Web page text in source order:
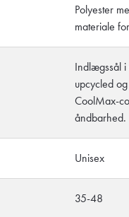
Polyester
materiale
Indlægssål
upcycled
CoolMax-
åndbarhed.
Unisex
35-48